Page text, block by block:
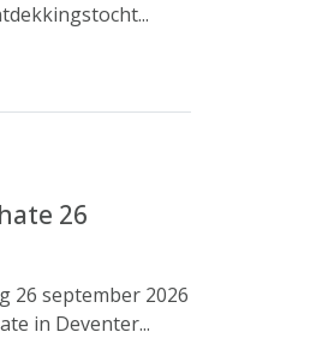
26
26 september 2026
in Deventer...